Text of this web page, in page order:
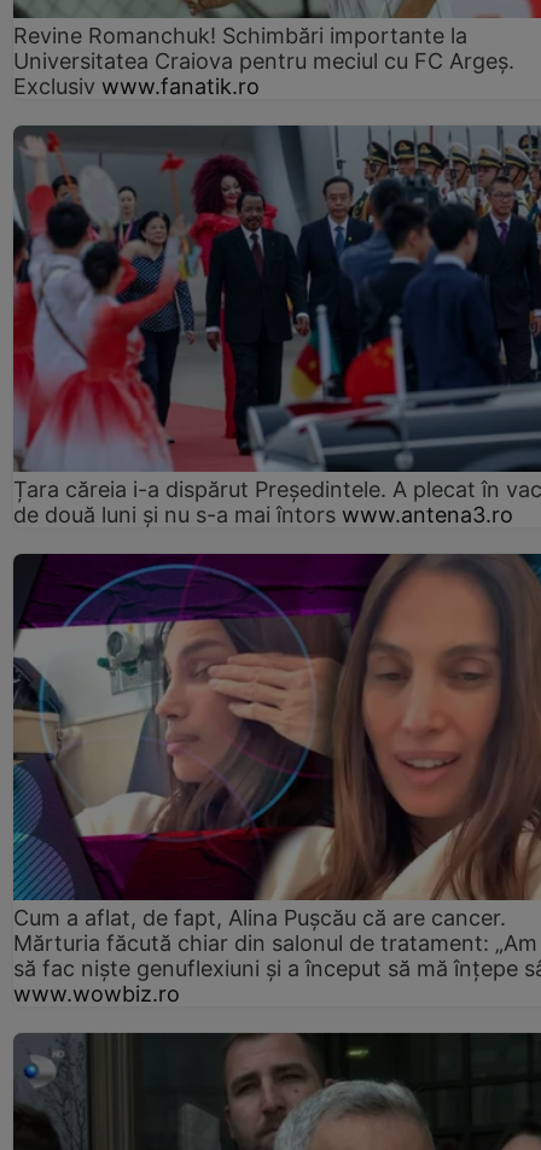
Revine Romanchuk! Schimbări importante la
Universitatea Craiova pentru meciul cu FC Argeş.
Exclusiv www.fanatik.ro
Țara căreia i-a dispărut Președintele. A plecat în
de două luni și nu s-a mai întors www.antena3.ro
Cum a aflat, de fapt, Alina Pușcău că are cancer.
Mărturia făcută chiar din salonul de tratament:
să fac niște genuflexiuni și a început să mă înțepe
www.wowbiz.ro